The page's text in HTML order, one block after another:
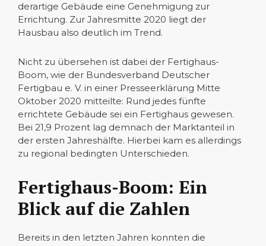
derartige Gebäude eine Genehmigung zur
Errichtung. Zur Jahresmitte 2020 liegt der
Hausbau also deutlich im Trend.
Nicht zu übersehen ist dabei der Fertighaus-
Boom, wie der Bundesverband Deutscher
Fertigbau e. V. in einer Presseerklärung Mitte
Oktober 2020 mitteilte: Rund jedes fünfte
errichtete Gebäude sei ein Fertighaus gewesen.
Bei 21,9 Prozent lag demnach der Marktanteil in
der ersten Jahreshälfte. Hierbei kam es allerdings
zu regional bedingten Unterschieden.
Fertighaus-Boom: Ein
Blick auf die Zahlen
Bereits in den letzten Jahren konnten die